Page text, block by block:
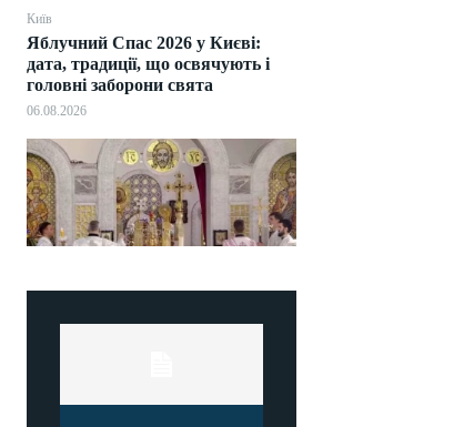
Київ
Яблучний Спас 2026 у Києві:
дата, традиції, що освячують і
головні заборони свята
06.08.2026